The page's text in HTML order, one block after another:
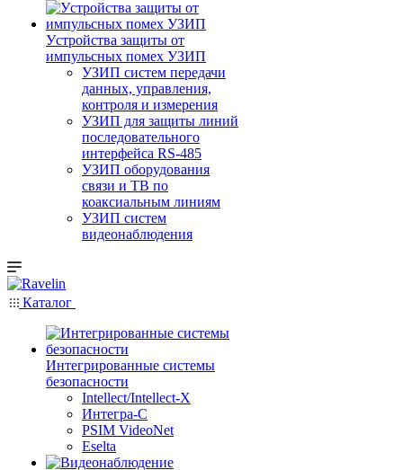
Уcтройства защиты от
импульсных помех УЗИП
УЗИП систем передачи
данных, управления,
контроля и измерения
УЗИП для защиты линий
последовательного
интерфейса RS-485
УЗИП оборудования
связи и ТВ по
коаксиальным линиям
УЗИП систем
видеонаблюдения
Каталог
Интегрированные системы
безопасности
Intellect/Intellect-X
Интегра-С
PSIM VideoNet
Eselta